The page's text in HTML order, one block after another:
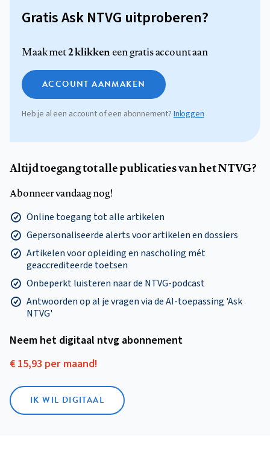
Gratis Ask NTVG uitproberen?
Maak met2 klikkeneen gratis account aan
ACCOUNT AANMAKEN
Heb je al een account of een abonnement? Inloggen
Altijd toegang tot alle publicaties van het NTVG?
Abonneer vandaag nog!
Online toegang tot alle artikelen
Gepersonaliseerde alerts voor artikelen en dossiers
Artikelen voor opleiding en nascholing mét
geaccrediteerde toetsen
Onbeperkt luisteren naar de NTVG-podcast
Antwoorden op al je vragen via de AI-toepassing 'Ask
NTVG'
Neem het digitaal ntvg abonnement
€ 15,93 per maand!
IK WIL DIGITAAL